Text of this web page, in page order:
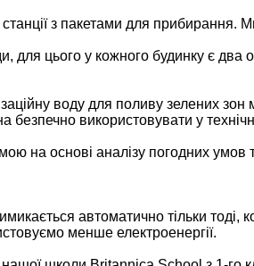
з пакетами для
для цього у кожного будинку є два
воду для поливу зелених
безпечно використовувати у
на основі аналізу погодних умов
автоматично тільки
менше електроенергії.